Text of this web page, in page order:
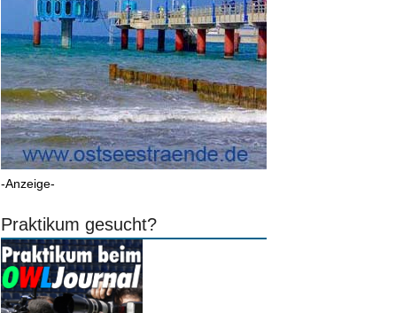
-Anzeige-
Praktikum gesucht?